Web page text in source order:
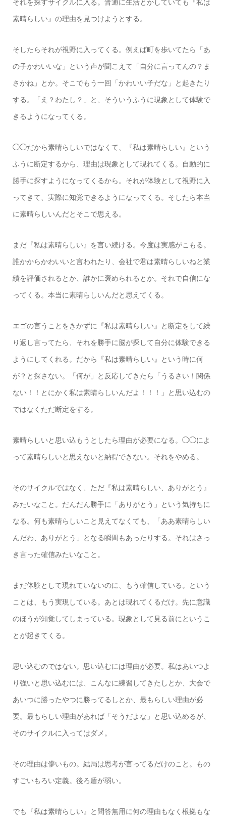
それを探すサイクルに入る。普通に生活とかしていても『私は
素晴らしい』の理由を見つけようとする。
そしたらそれが視野に入ってくる。例えば町を歩いてたら「あ
の子かわいいな」という声が聞こえて「自分に言ってんの？ま
さかね」とか。そこでもう一回「かわいい子だな」と起きたり
する。「え？わたし？」と、そういうふうに現象として体験で
きるようになってくる。
◯◯だから素晴らしいではなくて、『私は素晴らしい』という
ふうに断定するから、理由は現象として現れてくる。自動的に
勝手に探すようになってくるから。それが体験として視野に入
ってきて、実際に知覚できるようになってくる。そしたら本当
に素晴らしいんだとそこで思える。
まだ『私は素晴らしい』を言い続ける。今度は実感がこもる。
誰かからかわいいと言われたり、会社で君は素晴らしいねと業
績を評価されるとか、誰かに褒められるとか。それで自信にな
ってくる。本当に素晴らしいんだと思えてくる。
エゴの言うことをきかずに『私は素晴らしい』と断定をして繰
り返し言ってたら、それを勝手に脳が探して自分に体験できる
ようにしてくれる。だから『私は素晴らしい』という時に何
が？と探さない。「何が」と反応してきたら「うるさい！関係
ない！！とにかく私は素晴らしいんだよ！！！」と思い込むの
ではなくただ断定をする。
素晴らしいと思い込もうとしたら理由が必要になる。◯◯によ
って素晴らしいと思えないと納得できない。それをやめる。
そのサイクルではなく、ただ『私は素晴らしい、ありがとう』
みたいなこと。だんだん勝手に「ありがとう」という気持ちに
なる。何も素晴らしいこと見えてなくても、「ああ素晴らしい
んだわ、ありがとう」となる瞬間もあったりする。それはさっ
き言った確信みたいなこと。
まだ体験として現れていないのに、もう確信している。という
ことは、もう実現している。あとは現れてくるだけ。先に意識
のほうが知覚してしまっている。現象として見る前にというこ
とが起きてくる。
思い込むのではない。思い込むには理由が必要。私はあいつよ
り強いと思い込むには、こんなに練習してきたしとか、大会で
あいつに勝ったやつに勝ってるしとか、最もらしい理由が必
要。最もらしい理由があれば「そうだよな」と思い込めるが、
そのサイクルに入ってはダメ。
その理由は儚いもの。結局は思考が言ってるだけのこと。もの
すごいもろい定義。後ろ盾が弱い。
でも『私は素晴らしい』と問答無用に何の理由もなく根拠もな